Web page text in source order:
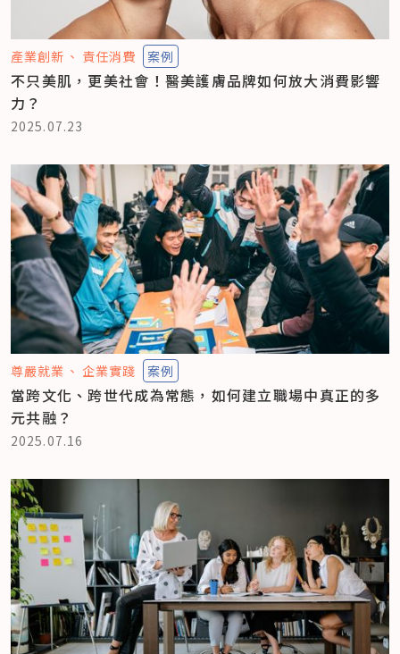
產業創新 責任消費 案例
不只美肌，更美社會！醫美護膚品牌如何放大消費影響
力？
2025.07.23
尊嚴就業 企業實踐 案例
當跨文化、跨世代成為常態，如何建立職場中真正的多
元共融？
2025.07.16